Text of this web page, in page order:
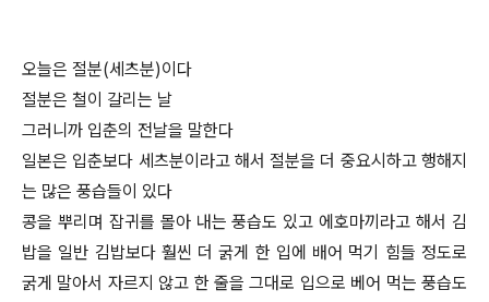
오늘은 절분(세츠분)이다
절분은 철이 갈리는 날
그러니까 입춘의 전날을 말한다
일본은 입춘보다 세츠분이라고 해서 절분을 더 중요시하고 행해지
는 많은 풍습들이 있다
콩을 뿌리며 잡귀를 몰아 내는 풍습도 있고 에호마끼라고 해서 김
밥을 일반 김밥보다 훨씬 더 굵게 한 입에 배어 먹기 힘들 정도로
굵게 말아서 자르지 않고 한 줄을 그대로 입으로 베어 먹는 풍습도